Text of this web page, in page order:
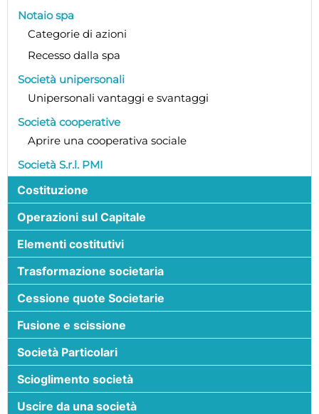
Notaio spa
Categorie di azioni
Recesso dalla spa
Società unipersonali
Unipersonali vantaggi e svantaggi
Società cooperative
Aprire una cooperativa sociale
Società S.r.l. PMI
Costituzione
Operazioni sul Capitale
Elementi costitutivi
Trasformazione societaria
Cessione quote Societarie
Fusione e scissione
Società Particolari
Scioglimento società
Uscire da una società